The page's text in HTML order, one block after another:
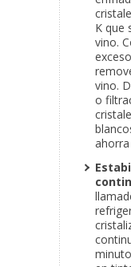
K que
vino.
vino.
o